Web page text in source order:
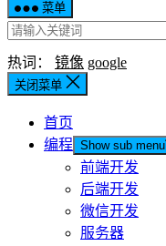
菜单
热词： 镜像 google
关闭菜单
首页
编程 Show sub menu
前端开发
后端开发
微信开发
服务器